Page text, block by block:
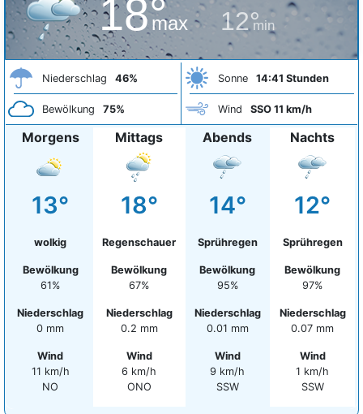
18°
max 12°
min
Niederschlag 46%
Bewölkung 75%
Sonne 14:41 Stunden
Wind SSO 11 km/h
Morgens
13°
wolkig
Bewölkung
61%
Niederschlag
0 mm
Wind
11 km/h
NO
Mittags
18°
Regenschauer
Bewölkung
67%
Niederschlag
0.2 mm
Wind
6 km/h
ONO
Abends
14°
Sprühregen
Bewölkung
95%
Niederschlag
0.01 mm
Wind
9 km/h
SSW
Nachts
12°
Sprühregen
Bewölkung
97%
Niederschlag
0.07 mm
Wind
1 km/h
SSW